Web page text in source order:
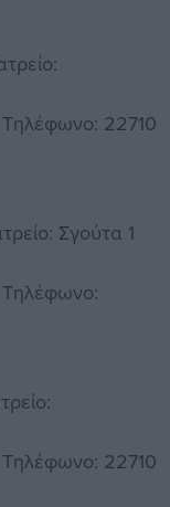
Σγούτα 1